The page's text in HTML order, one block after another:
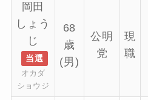
岡田
しょう
じ
当選
オカダ
ショウジ
68
歳
(男)
公明
党
現
職